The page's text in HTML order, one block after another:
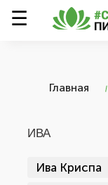
Главная
ИВА
Ива Криспа